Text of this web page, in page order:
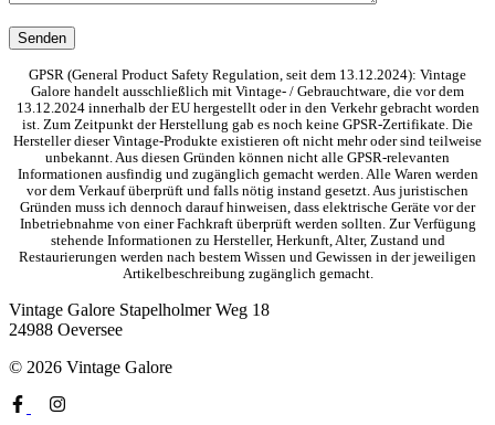
GPSR (General Product Safety Regulation, seit dem 13.12.2024): Vintage
Galore handelt ausschließlich mit Vintage- / Gebrauchtware, die vor dem
13.12.2024 innerhalb der EU hergestellt oder in den Verkehr gebracht worden
ist. Zum Zeitpunkt der Herstellung gab es noch keine GPSR-Zertifikate. Die
Hersteller dieser Vintage-Produkte existieren oft nicht mehr oder sind teilweise
unbekannt. Aus diesen Gründen können nicht alle GPSR-relevanten
Informationen ausfindig und zugänglich gemacht werden. Alle Waren werden
vor dem Verkauf überprüft und falls nötig instand gesetzt. Aus juristischen
Gründen muss ich dennoch darauf hinweisen, dass elektrische Geräte vor der
Inbetriebnahme von einer Fachkraft überprüft werden sollten. Zur Verfügung
stehende Informationen zu Hersteller, Herkunft, Alter, Zustand und
Restaurierungen werden nach bestem Wissen und Gewissen in der jeweiligen
Artikelbeschreibung zugänglich gemacht.
Vintage Galore Stapelholmer Weg 18
24988 Oeversee
© 2026 Vintage Galore